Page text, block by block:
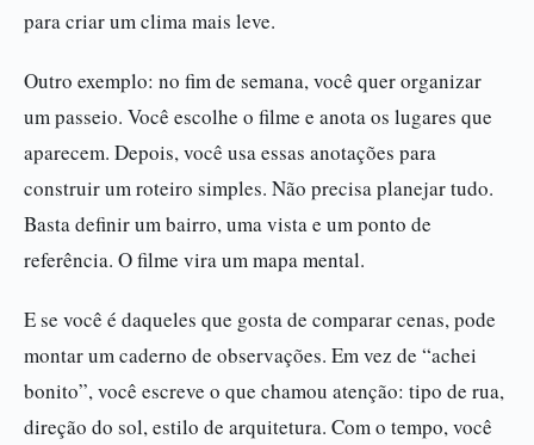
para criar um clima mais leve.
Outro exemplo: no fim de semana, você quer organizar
um passeio. Você escolhe o filme e anota os lugares que
aparecem. Depois, você usa essas anotações para
construir um roteiro simples. Não precisa planejar tudo.
Basta definir um bairro, uma vista e um ponto de
referência. O filme vira um mapa mental.
E se você é daqueles que gosta de comparar cenas, pode
montar um caderno de observações. Em vez de “achei
bonito”, você escreve o que chamou atenção: tipo de rua,
direção do sol, estilo de arquitetura. Com o tempo, você